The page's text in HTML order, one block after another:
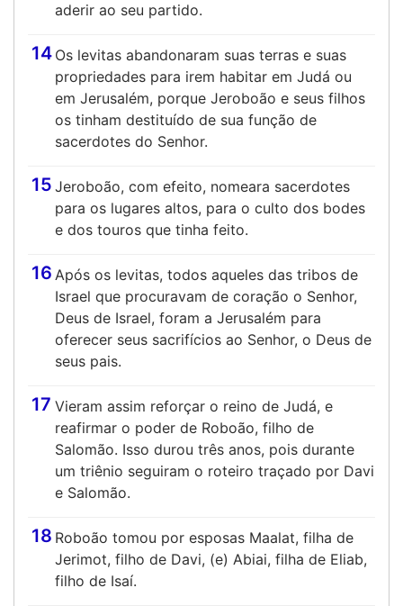
aderir ao seu partido.
14 Os levitas abandonaram suas terras e suas
propriedades para irem habitar em Judá ou
em Jerusalém, porque Jeroboão e seus filhos
os tinham destituído de sua função de
sacerdotes do Senhor.
15 Jeroboão, com efeito, nomeara sacerdotes
para os lugares altos, para o culto dos bodes
e dos touros que tinha feito.
16 Após os levitas, todos aqueles das tribos de
Israel que procuravam de coração o Senhor,
Deus de Israel, foram a Jerusalém para
oferecer seus sacrifícios ao Senhor, o Deus de
seus pais.
17 Vieram assim reforçar o reino de Judá, e
reafirmar o poder de Roboão, filho de
Salomão. Isso durou três anos, pois durante
um triênio seguiram o roteiro traçado por Davi
e Salomão.
18 Roboão tomou por esposas Maalat, filha de
Jerimot, filho de Davi, (e) Abiai, filha de Eliab,
filho de Isaí.